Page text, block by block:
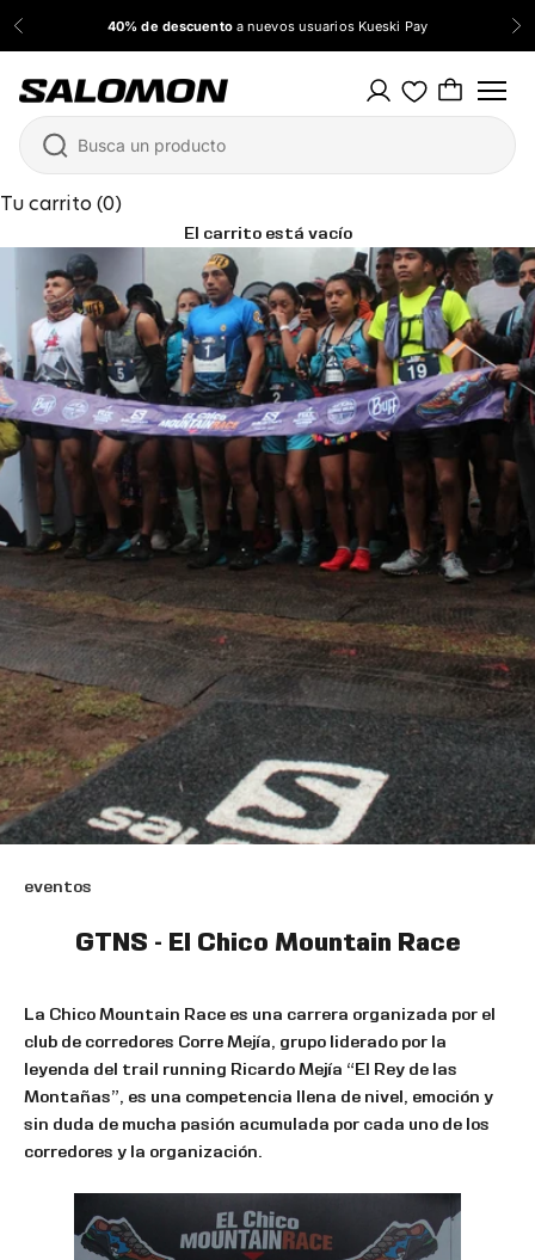
Anterior 40% de descuentoa nuevos usuarios Kueski Pay
Salomon México
Tu carrito (0)
El carrito está vacío
eventos
GTNS - El Chico Mountain Race
La Chico Mountain Race es una carrera organizada por el
club de corredores Corre Mejía, grupo liderado por la
leyenda del trail running Ricardo Mejía “El Rey de las
Montañas”, es una competencia llena de nivel, emoción y
sin duda de mucha pasión acumulada por cada uno de los
corredores y la organización.